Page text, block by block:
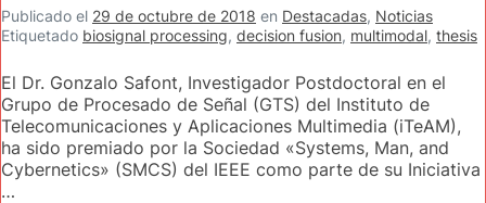
Publicado el 29 de octubre de 2018 en Destacadas, Noticias
Etiquetado biosignal processing, decision fusion, multimodal, thesis
El Dr. Gonzalo Safont, Investigador Postdoctoral en el
Grupo de Procesado de Señal (GTS) del Instituto de
Telecomunicaciones y Aplicaciones Multimedia (iTeAM),
ha sido premiado por la Sociedad «Systems, Man, and
Cybernetics» (SMCS) del IEEE como parte de su Iniciativa
…